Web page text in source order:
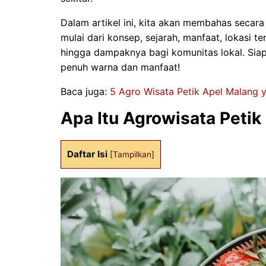
Dalam artikel ini, kita akan membahas
mulai dari konsep, sejarah, manfaat, lokasi
hingga dampaknya bagi komunitas lokal.
penuh warna dan manfaat!
Baca juga: 5 Agro Wisata Petik Apel Malang
Apa Itu Agrowisata
Daftar Isi [Tampilkan]